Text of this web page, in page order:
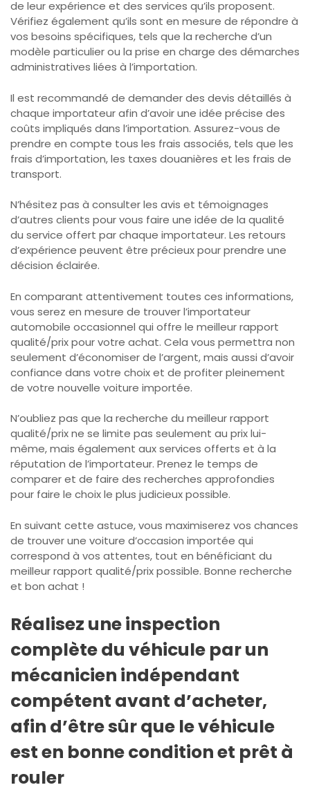
de leur expérience et des services qu’ils proposent.
Vérifiez également qu’ils sont en mesure de répondre à
vos besoins spécifiques, tels que la recherche d’un
modèle particulier ou la prise en charge des démarches
administratives liées à l’importation.
Il est recommandé de demander des devis détaillés à
chaque importateur afin d’avoir une idée précise des
coûts impliqués dans l’importation. Assurez-vous de
prendre en compte tous les frais associés, tels que les
frais d’importation, les taxes douanières et les frais de
transport.
N’hésitez pas à consulter les avis et témoignages
d’autres clients pour vous faire une idée de la qualité
du service offert par chaque importateur. Les retours
d’expérience peuvent être précieux pour prendre une
décision éclairée.
En comparant attentivement toutes ces informations,
vous serez en mesure de trouver l’importateur
automobile occasionnel qui offre le meilleur rapport
qualité/prix pour votre achat. Cela vous permettra non
seulement d’économiser de l’argent, mais aussi d’avoir
confiance dans votre choix et de profiter pleinement
de votre nouvelle voiture importée.
N’oubliez pas que la recherche du meilleur rapport
qualité/prix ne se limite pas seulement au prix lui-
même, mais également aux services offerts et à la
réputation de l’importateur. Prenez le temps de
comparer et de faire des recherches approfondies
pour faire le choix le plus judicieux possible.
En suivant cette astuce, vous maximiserez vos chances
de trouver une voiture d’occasion importée qui
correspond à vos attentes, tout en bénéficiant du
meilleur rapport qualité/prix possible. Bonne recherche
et bon achat !
Réalisez une inspection
complète du véhicule par un
mécanicien indépendant
compétent avant d’acheter,
afin d’être sûr que le véhicule
est en bonne condition et prêt à
rouler